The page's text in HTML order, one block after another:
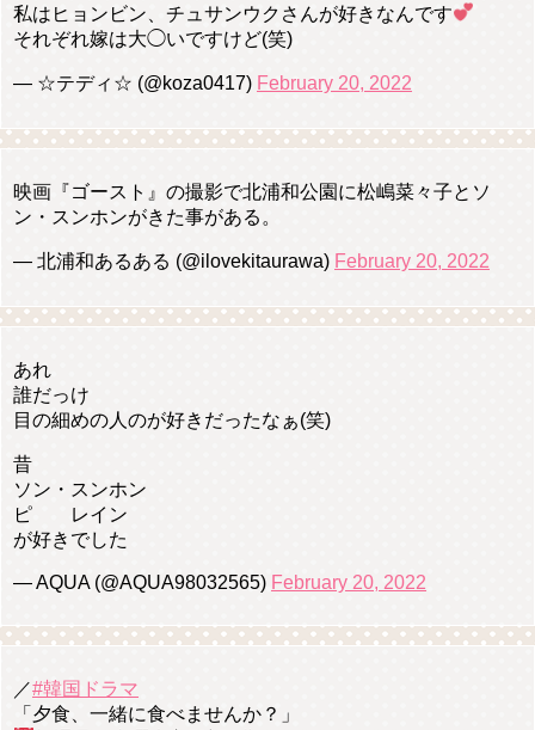
私はヒョンビン、チュサンウクさんが好きなんです
それぞれ嫁は大◯いですけど(笑)
— ☆テディ☆ (@koza0417) February 20, 2022
映画『ゴースト』の撮影で北浦和公園に松嶋菜々子とソ
ン・スンホンがきた事がある。
— 北浦和あるある (@ilovekitaurawa) February 20, 2022
あれ
誰だっけ
目の細めの人のが好きだったなぁ(笑)
昔
ソン・スンホン
ピ レイン
が好きでした
— AQUA (@AQUA98032565) February 20, 2022
／#韓国ドラマ
「夕食、一緒に食べませんか？」